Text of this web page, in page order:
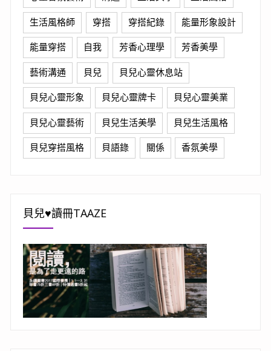
生活風格師 穿搭 穿搭紀錄 能量形象設計
能量穿搭 自我 芳香心理學 芳香美學
藝術溝通 貝兒 貝兒心靈休息站
貝兒心靈形象 貝兒心靈牌卡 貝兒心靈美業
貝兒心靈藝術 貝兒生活美學 貝兒生活風格
貝兒穿搭風格 貝語錄 關係 香氛美學
貝兒♥讀冊TAAZE